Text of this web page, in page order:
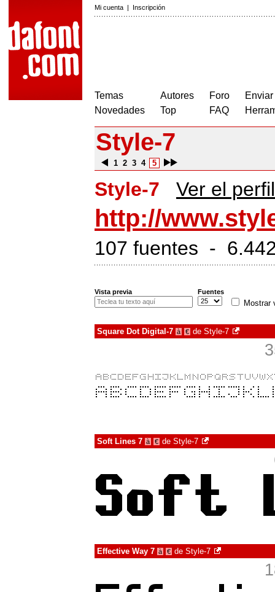
Mi cuenta | Inscripción
Temas
Novedades
Autores
Top
Foro
FAQ
Style-7
1 2 3 4 5
Style-7 Ver el perfil
http://
107 fuentes -
Vista previa Fuentes
Mostrar
Square Dot Digital-7 à € de Style-7
Soft Lines 7 à € de Style-7
Effective Way 7 à € de Style-7